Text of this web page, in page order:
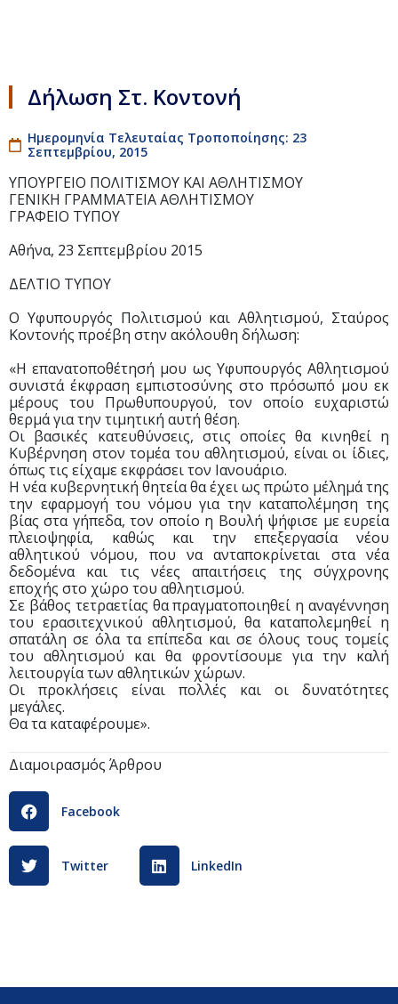
Δήλωση Στ. Κοντονή
Ημερομηνία Τελευταίας Τροποποίησης: 23
Σεπτεμβρίου, 2015
ΥΠΟΥΡΓΕΙΟ ΠΟΛΙΤΙΣΜΟΥ ΚΑΙ ΑΘΛΗΤΙΣΜΟΥ
ΓΕΝΙΚΗ ΓΡΑΜΜΑΤΕΙΑ ΑΘΛΗΤΙΣΜΟΥ
ΓΡΑΦΕΙΟ ΤΥΠΟΥ
Αθήνα, 23 Σεπτεμβρίου 2015
ΔΕΛΤΙΟ ΤΥΠΟΥ
O Υφυπουργός Πολιτισμού και Αθλητισμού, Σταύρος
Κοντονής προέβη στην ακόλουθη δήλωση:
«Η επανατοποθέτησή μου ως Υφυπουργός Αθλητισμού
συνιστά έκφραση εμπιστοσύνης στο πρόσωπό μου εκ
μέρους του Πρωθυπουργού, τον οποίο ευχαριστώ
θερμά για την τιμητική αυτή θέση.
Οι βασικές κατευθύνσεις, στις οποίες θα κινηθεί η
Κυβέρνηση στον τομέα του αθλητισμού, είναι οι ίδιες,
όπως τις είχαμε εκφράσει τον Ιανουάριο.
Η νέα κυβερνητική θητεία θα έχει ως πρώτο μέλημά της
την εφαρμογή του νόμου για την καταπολέμηση της
βίας στα γήπεδα, τον οποίο η Βουλή ψήφισε με ευρεία
πλειοψηφία, καθώς και την επεξεργασία νέου
αθλητικού νόμου, που να ανταποκρίνεται στα νέα
δεδομένα και τις νέες απαιτήσεις της σύγχρονης
εποχής στο χώρο του αθλητισμού.
Σε βάθος τετραετίας θα πραγματοποιηθεί η αναγέννηση
του ερασιτεχνικού αθλητισμού, θα καταπολεμηθεί η
σπατάλη σε όλα τα επίπεδα και σε όλους τους τομείς
του αθλητισμού και θα φροντίσουμε για την καλή
λειτουργία των αθλητικών χώρων.
Οι προκλήσεις είναι πολλές και οι δυνατότητες
μεγάλες.
Θα τα καταφέρουμε».
Διαμοιρασμός Άρθρου
Facebook
Twitter LinkedIn